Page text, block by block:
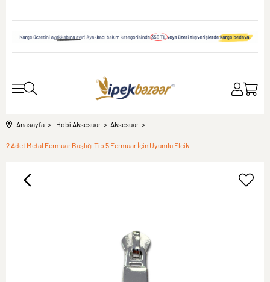
Anasayfa Hobi Aksesuar Aksesuar
2 Adet Metal Fermuar Başlığı Tip 5 Fermuar İçin Uyumlu Elcik